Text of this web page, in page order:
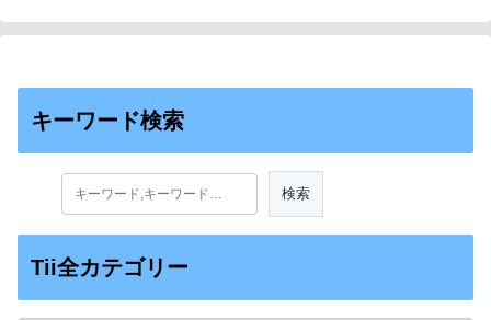
キーワード検索
Tii全カテゴリー